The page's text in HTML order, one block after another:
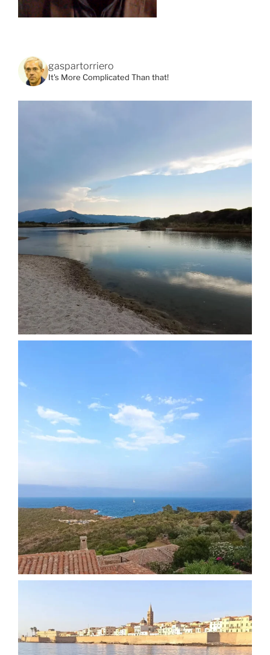
gaspartorriero
It's More Complicated Than that!